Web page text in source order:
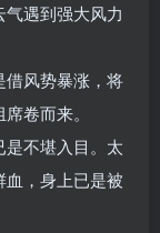
遇到强大风力
借风势暴涨，将
卷而来。
不堪入目。太
，身上已是被